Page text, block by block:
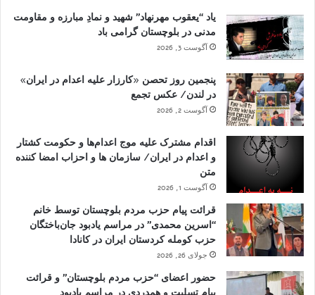
یاد “یعقوب مهرنهاد” شهید و نمادِ مبارزه و مقاومت
مدنی در بلوچستان گرامی باد
آگوست 3, 2026
پنجمین روز تحصن «کارزار علیه اعدام در ایران»
در لندن/ عکس تجمع
آگوست 2, 2026
اقدام مشترک علیه موج اعدام‌ها و حکومت کشتار
و اعدام در ایران/ سازمان ها و احزاب امضا کننده
متن
آگوست 1, 2026
قرائت پیام حزب مردم بلوچستان توسط خانم
“اسرین محمدی” در مراسم یادبود جان‌باختگان
حزب کومله کردستان ایران در کانادا
جولای 26, 2026
حضور اعضای “حزب مردم بلوچستان” و قرائت